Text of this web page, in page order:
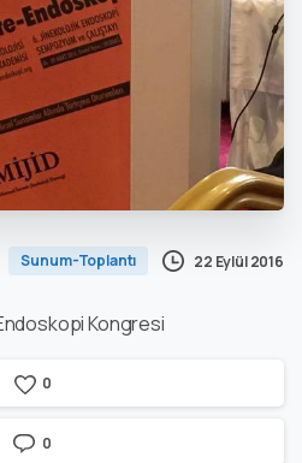
Sunum-Toplantı 22 Eylül 2016
Kongresi
0
0